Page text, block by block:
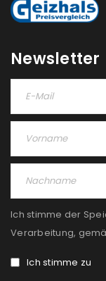
ANMELDEN
PASSWORT
REGISTRIEREN
Newsletter
Ich stimme der
Verarbeitung,
Ich stimme zu